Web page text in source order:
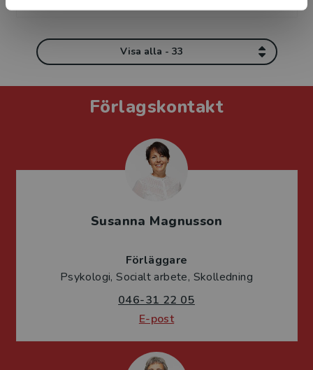
Visa alla - 33
Förlagskontakt
Susanna Magnusson
Förläggare
Psykologi, Socialt arbete, Skolledning
046-31 22 05
E-post